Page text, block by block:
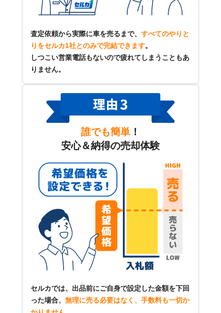
査定依頼から実際に車を売るまで、 すべてのやりと
りをセルカ1社とのみで完結できます。
しつこい営業電話もないので疲れてしまうこともあ
りません。
誰でも簡単 ！
安心＆納得の売却体験
セルカでは、出品前にご自身で設定した金額を下回
った場合、 無理に売る必要はなく、手数料も一切か